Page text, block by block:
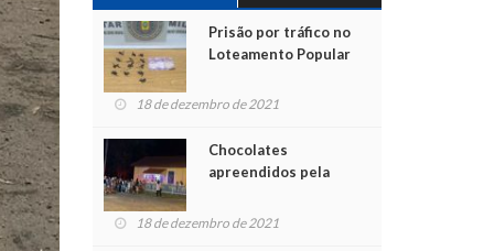
Prisão por tráfico no
Loteamento Popular
18 de dezembro de 2021
Chocolates
apreendidos pela
para crianças na
18 de dezembro de 2021